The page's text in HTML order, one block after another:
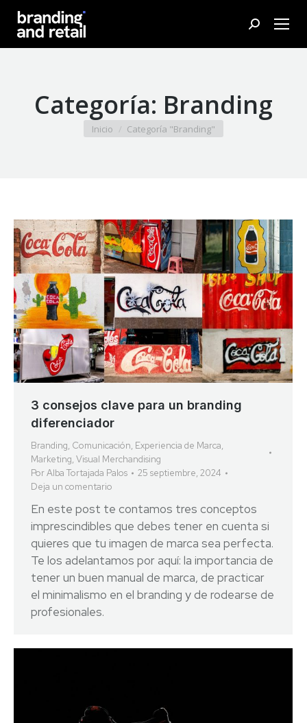
Buscar:
Categoría: Branding
Estás aquí:
Inicio Categoría "Branding"
3 consejos clave para un branding
diferenciador
Branding, Comunicación, Experiencia de Marca,
Marketing, Visual Merchandising
PorAlba Tortajada Palos
25 septiembre, 2024
Deja un comentario
En este post te contamos tres conceptos
imprescindibles que debes tener en cuenta si
quieres que tu imagen de marca sea perfecta.
Te los adelantamos por aquí: la importancia de
tener un buen manual de marca, de practicar
el minimalismo en el branding y de rodearse de
profesionales.